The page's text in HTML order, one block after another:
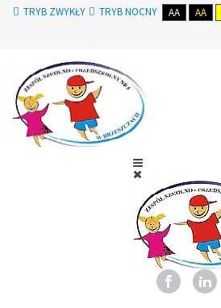
TRYB ZWYKŁY TRYB NOCNY AA AA